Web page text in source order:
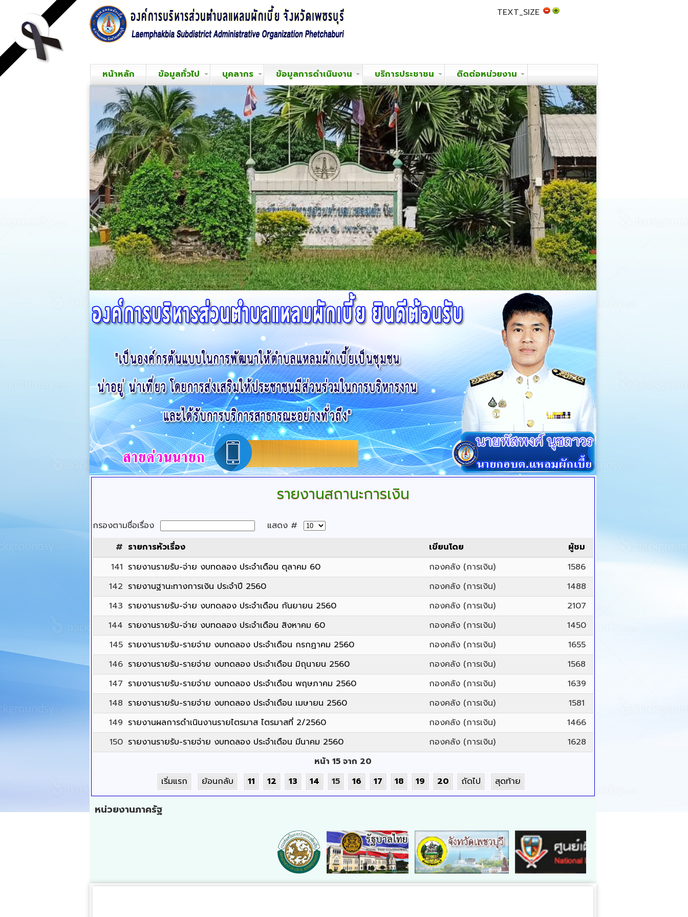
TEXT_SIZE
หน้าหลัก ข้อมูลทั่วไป บุคลากร ข้อมูลการดำเนินงาน บริการประชาชน ติดต่อหน่วยงาน
รายงานสถานะการเงิน
กรองตามชื่อเรื่อง
แสดง #
# รายการหัวเรื่อง เขียนโดย
ผู้ชม
141 รายงานรายรับ-จ่าย งบทดลอง ประจำเดือน ตุลาคม 60 กองคลัง (การเงิน)
1586
142 รายงานฐานะทางการเงิน ประจำปี 2560 กองคลัง (การเงิน)
1488
143 รายงานรายรับ-จ่าย งบทดลอง ประจำเดือน กันยายน 2560 กองคลัง (การเงิน)
2107
144 รายงานรายรับ-จ่าย งบทดลอง ประจำเดือน สิงหาคม 60 กองคลัง (การเงิน)
1450
145 รายงานรายรับ-รายจ่าย งบทดลอง ประจำเดือน กรกฏาคม 2560 กองคลัง (การเงิน)
1655
146 รายงานรายรับ-รายจ่าย งบทดลอง ประจำเดือน มิถุนายน 2560 กองคลัง (การเงิน)
1568
147 รายงานรายรับ-รายจ่าย งบทดลอง ประจำเดือน พฤษภาคม 2560 กองคลัง (การเงิน)
1639
148 รายงานรายรับ-รายจ่าย งบทดลอง ประจำเดือน เมษายน 2560 กองคลัง (การเงิน)
1581
149 รายงานผลการดำเนินงานรายไตรมาส ไตรมาสที่ 2/2560 กองคลัง (การเงิน)
1466
150 รายงานรายรับ-รายจ่าย งบทดลอง ประจำเดือน มีนาคม 2560 กองคลัง (การเงิน)
1628
หน้า 15 จาก 20
เริ่มแรก
ย้อนกลับ 11 12 13 14 15 16 17 18 19 20 ถัดไป สุดท้าย
หน่วยงานภาครัฐ